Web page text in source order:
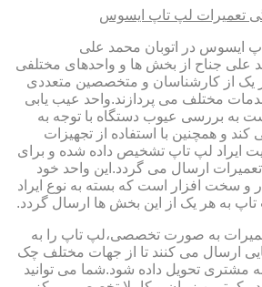
تعمیرات لپ تاپ ایسوس
ایسوس در اتوبان محمد علی
علی جناح از بخش ها و واحدهای مختلفی
از کارشناسان و متخصصین متعددی
مختلف می پردازند.واحد عیب یابی
به بررسی عیوب دستگاه با توجه به
کند و همچنین با استفاده از تجهیزات
ایراد لپ تاپ تشخیص داده شده و برای
ارسال می گردد.این واحد خود
و سخت افزار است که بسته به نوع ایراد
به هر یک از این بخش ها ارسال گردد.
به صورت تخصصی،لپ تاپ را به
ارسال می کنند تا از جهات مختلف چک
تحویل داده شود.شما می توانید